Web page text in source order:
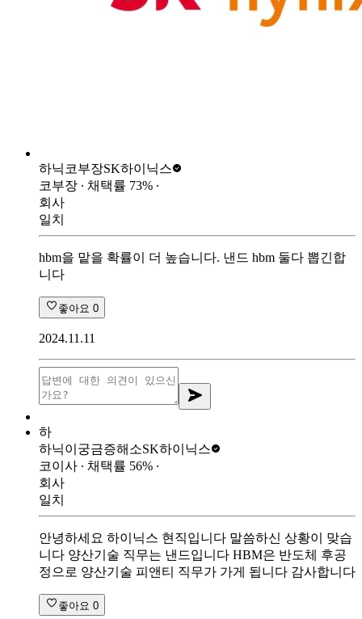
하닉코부장SK하이닉스
코부장 ∙ 채택률 73% ∙
회사
일치
hbm을 맡을 확률이 더 높습니다. 낸드 hbm 둘다 뽑긴합
니다
좋아요 0
2024.11.11
하
하닉이궁금증해소SK하이닉스
코이사 ∙ 채택률 56% ∙
회사
일치
안녕하세요 하이닉스 현직입니다 말씀하신 상황이 맞습
니다 양산기술 직무는 낸드입니다 HBM은 반도체 후공
정으로 양산기술 피앤티 직무가 가게 됩니다 감사합니다
좋아요 0